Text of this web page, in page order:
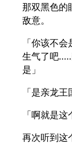
那双黑色的
敌意。
「你该不
生气了吧
是」
「是亲龙王
「啊就是这
再次听到这